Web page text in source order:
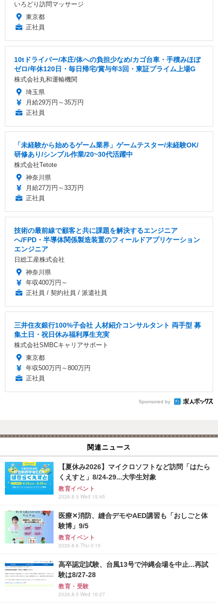
いろどり訪問マッサージ
東京都
正社員
10tドライバー/本庄/体への負担少なめ/カゴ台車・手積みほぼ
ゼロ/年休120日・毎日帰宅/賞与年3回・東証プライム上場G
株式会社丸和運輸機関
埼玉県
月給29万円～35万円
正社員
「未経験から始めるゲーム業界」ゲームテスター/未経験OK/
研修あり/シンプル作業/20~30代活躍中
株式会社Tetote
神奈川県
月給27万円～33万円
正社員
技術の最前線で顧客と共に課題を解決するエンジニア
へ/FPD・半導体関係製造装置のフィールドアプリケーション
エンジニア
日総工産株式会社
神奈川県
年収400万円～
正社員 / 契約社員 / 派遣社員
三井住友銀行100%子会社 人材紹介コンサルタント 両手型 募
集土日・祝日休み福利厚生充実
株式会社SMBCキャリアサポート
東京都
年収500万円～800万円
正社員
Sponsored by
関連ニュース
【夏休み2026】マイクロソフトなど訪問「はたら
くえすと」8/24-29...大学生対象
教育イベント
2026.8.5 Wed 15:45
医療✕消防、縫合デモやAED講習も「おしごと体
験博」9/5
教育イベント
2026.8.6 Thu 0:15
高卒認定試験、台風13号で沖縄会場を中止...再試
験は8/27-28
教育・受験
2026.8.5 Wed 16:27